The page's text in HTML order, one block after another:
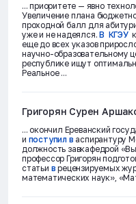
... приоритете — явно
Увеличение плана
проходной балл для
уже и не надеялся.В КГЭУ
еще до всех указов
научно-образовательному
республике ищут
Реальное ...
Григорян Сурен
... окончил Ереванский
и поступил в аспирантуру
должность завкафедрой
профессор Григорян
статьи в рецензируемых
математических наук»,